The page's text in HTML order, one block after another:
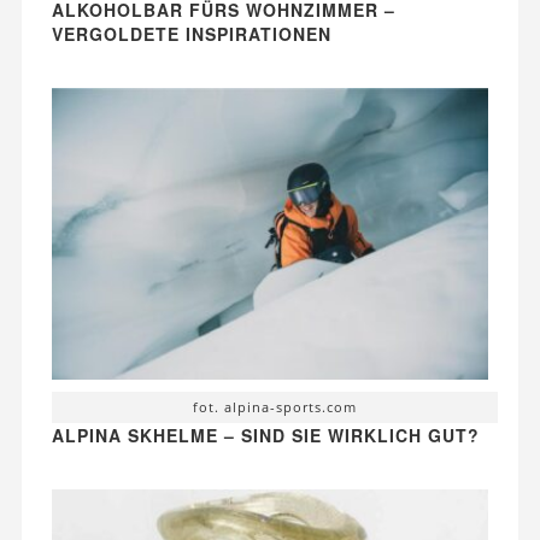
ALKOHOLBAR FÜRS WOHNZIMMER –
VERGOLDETE INSPIRATIONEN
fot. alpina-sports.com
ALPINA SKHELME – SIND SIE WIRKLICH GUT?